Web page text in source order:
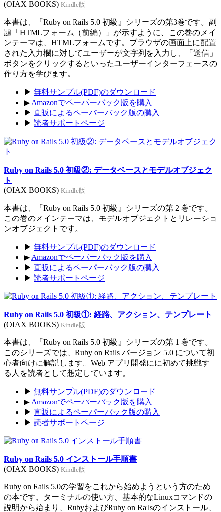
(OIAX BOOKS) Kindle版
本書は、『Ruby on Rails 5.0 初級』シリーズの第3巻です。副
題「HTMLフォーム（前編）」が示すように、この巻のメイ
ンテーマは、HTMLフォームです。ブラウザの画面上に配置
された入力欄に対してユーザーが文字列を入力し、「送信」
ボタンをクリックするといったユーザーインターフェースの
作り方を学びます。
▶ 無料サンプル(PDF)のダウンロード
▶ Amazonでペーパーバック版を購入
▶ 直販によるペーパーバック版の購入
▶ 読者サポートページ
Ruby on Rails 5.0 初級②: データベースとモデルオブジェク
ト
(OIAX BOOKS) Kindle版
本書は、『Ruby on Rails 5.0 初級』シリーズの第 2 巻です。
この巻のメインテーマは、モデルオブジェクトとリレーショ
ンオブジェクトです。
▶ 無料サンプル(PDF)のダウンロード
▶ Amazonでペーパーバック版を購入
▶ 直販によるペーパーバック版の購入
▶ 読者サポートページ
Ruby on Rails 5.0 初級①: 経路、アクション、テンプレート
(OIAX BOOKS) Kindle版
本書は、『Ruby on Rails 5.0 初級』シリーズの第 1 巻です。
このシリーズでは、Ruby on Rails バージョン 5.0 について初
心者向けに解説します。Web アプリ開発にに初めて挑戦す
る人を読者として想定しています。
▶ 無料サンプル(PDF)のダウンロード
▶ Amazonでペーパーバック版を購入
▶ 直販によるペーパーバック版の購入
▶ 読者サポートページ
Ruby on Rails 5.0 インストール手順書
(OIAX BOOKS) Kindle版
Ruby on Rails 5.0の学習をこれから始めようという方のため
の本です。ターミナルの使い方、基本的なLinuxコマンドの
説明から始まり、RubyおよびRuby on Railsのインストール、